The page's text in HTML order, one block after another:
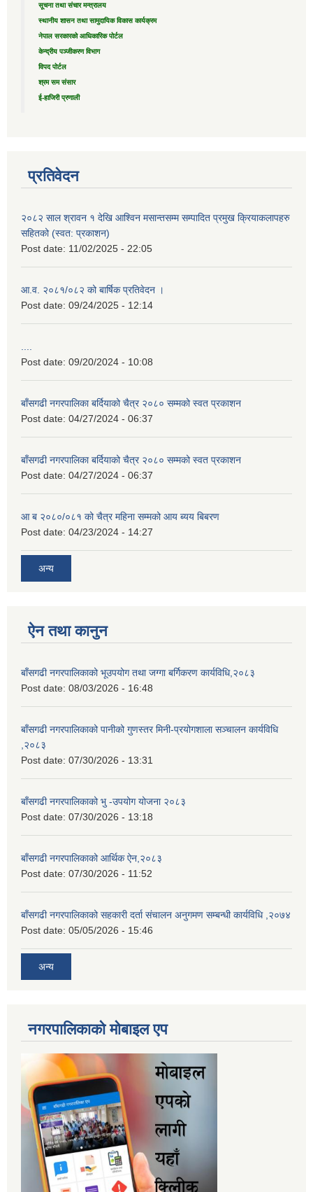
सूचना तथा संचार मन्त्रालय
स्थानीय शासन तथा सामुदायिक विकास कार्यक्रम
नेपाल सरकारको आधिकारिक पोर्टल
केन्द्रीय पञ्जीकरण विभाग
विपद पोर्टल
श्रम सम संसार
ई-हाजिरी प्रणाली
प्रतिवेदन
२०८२ साल श्रावन १ देखि आश्विन मसान्तसम्म सम्पादित प्रमुख क्रियाकलापहरु
सहितको (स्वत: प्रकाशन)
Post date: 11/02/2025 - 22:05
आ.व. २०८१/०८२ को बार्षिक प्रतिवेदन ।
Post date: 09/24/2025 - 12:14
....
Post date: 09/20/2024 - 10:08
बाँसगढी नगरपालिका बर्दियाको चैत्र २०८० सम्मको स्वत प्रकाशन
Post date: 04/27/2024 - 06:37
बाँसगढी नगरपालिका बर्दियाको चैत्र २०८० सम्मको स्वत प्रकाशन
Post date: 04/27/2024 - 06:37
आ ब २०८०/०८१ को चैत्र महिना सम्मको आय ब्यय बिबरण
Post date: 04/23/2024 - 14:27
अन्य
ऐन तथा कानुन
बाँसगढी नगरपालिकाको भूउपयोग तथा जग्गा बर्गिकरण कार्यविधि,२०८३
Post date: 08/03/2026 - 16:48
बाँसगढी नगरपालिकाको पानीको गुणस्तर मिनी-प्रयोगशाला सञ्चालन कार्यविधि
,२०८३
Post date: 07/30/2026 - 13:31
बाँसगढी नगरपालिकाको भु -उपयोग योजना २०८३
Post date: 07/30/2026 - 13:18
बाँसगढी नगरपालिकाको आर्थिक ऐन,२०८३
Post date: 07/30/2026 - 11:52
बाँसगढी नगरपालिकाको सहकारी दर्ता संचालन अनुगमण सम्बन्धी कार्यविधि ,२०७४
Post date: 05/05/2026 - 15:46
अन्य
नगरपालिकाकाे माेबाइल एप